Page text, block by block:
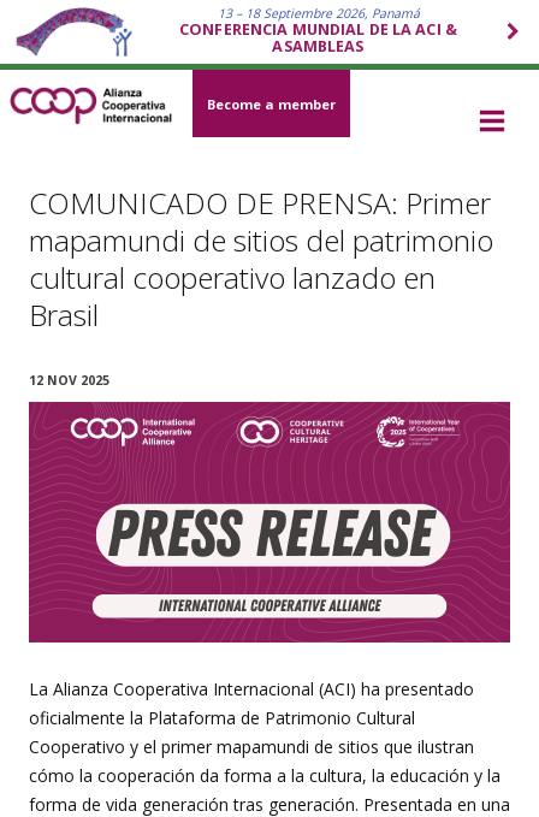
13 – 18 Septiembre 2026, Panamá
CONFERENCIA MUNDIAL DE LA ACI &
ASAMBLEAS
Become a member
COMUNICADO DE PRENSA: Primer
mapamundi de sitios del patrimonio
cultural cooperativo lanzado en
Brasil
12 NOV 2025
La Alianza Cooperativa Internacional (ACI) ha presentado
oficialmente la Plataforma de Patrimonio Cultural
Cooperativo y el primer mapamundi de sitios que ilustran
cómo la cooperación da forma a la cultura, la educación y la
forma de vida generación tras generación. Presentada en una